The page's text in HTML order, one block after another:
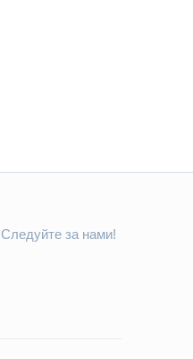
Следуйте за нами!